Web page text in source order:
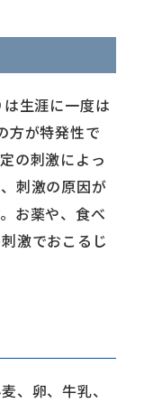
生涯に一度は
方が特発性で
の刺激によっ
刺激の原因が
お薬や、食べ
激でおこるじ
、卵、牛乳、